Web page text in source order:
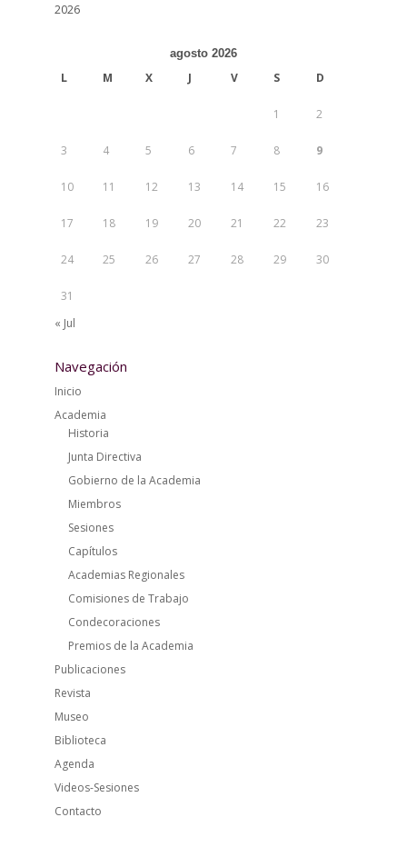
2026
agosto 2026
L M X J V S D
1 2
3 4 5 6 7 8 9
10 11 12 13 14 15 16
17 18 19 20 21 22 23
24 25 26 27 28 29 30
31
« Jul
Navegación
Inicio
Academia
Historia
Junta Directiva
Gobierno de la Academia
Miembros
Sesiones
Capítulos
Academias Regionales
Comisiones de Trabajo
Condecoraciones
Premios de la Academia
Publicaciones
Revista
Museo
Biblioteca
Agenda
Videos-Sesiones
Contacto